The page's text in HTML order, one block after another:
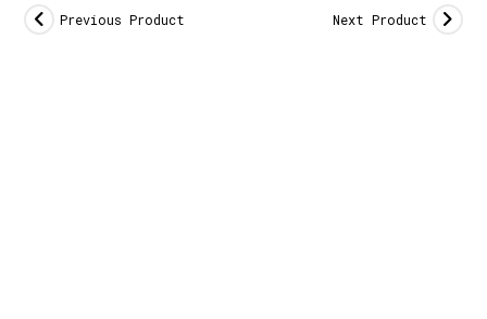
Previous Product Next Product